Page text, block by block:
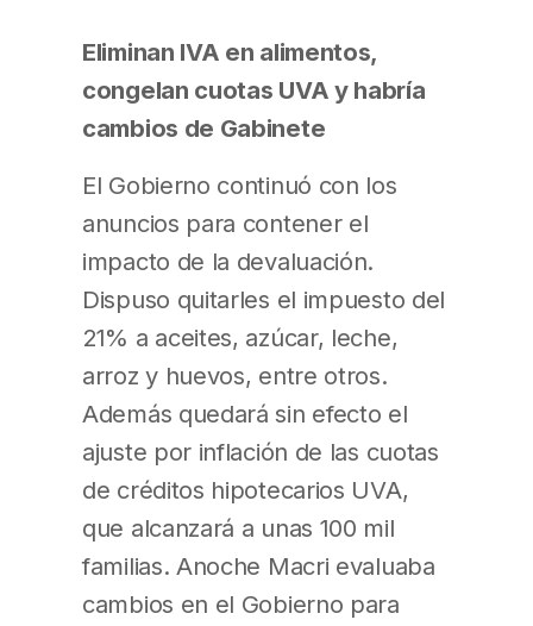
Eliminan IVA en alimentos,
congelan cuotas UVA y habría
cambios de Gabinete
El Gobierno continuó con los
anuncios para contener el
impacto de la devaluación.
Dispuso quitarles el impuesto del
21% a aceites, azúcar, leche,
arroz y huevos, entre otros.
Además quedará sin efecto el
ajuste por inflación de las cuotas
de créditos hipotecarios UVA,
que alcanzará a unas 100 mil
familias. Anoche Macri evaluaba
cambios en el Gobierno para